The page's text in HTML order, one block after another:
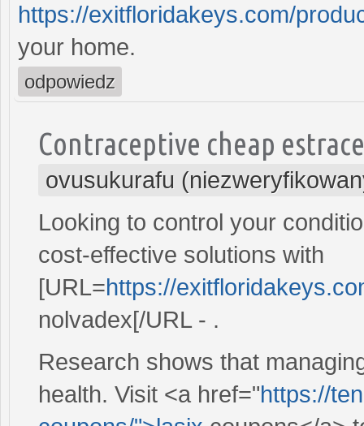
https://exitfloridakeys.com/
your home.
odpowiedz
Contraceptive cheap
ovusukurafu
Looking to control your
cost-effective solutions with
[URL=https://
nolvadex[/URL - .
Research shows that
health. Visit <a href="https://